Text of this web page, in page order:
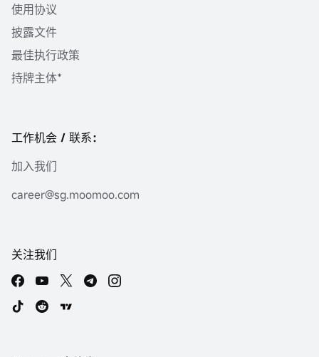
使用协议
披露文件
最佳执行政策
持牌主体*
工作机会 / 联系：
加入我们
career@sg.moomoo.com
关注我们